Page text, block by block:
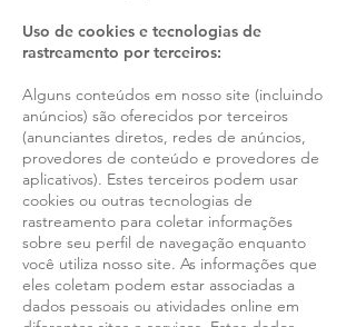
Uso de cookies e tecnologias de
rastreamento por terceiros:
Alguns conteúdos em nosso site (incluindo
anúncios) são oferecidos por terceiros
(anunciantes diretos, redes de anúncios,
provedores de conteúdo e provedores de
aplicativos). Estes terceiros podem usar
cookies ou outras tecnologias de
rastreamento para coletar informações
sobre seu perfil de navegação enquanto
você utiliza nosso site. As informações que
eles coletam podem estar associadas a
dados pessoais ou atividades online em